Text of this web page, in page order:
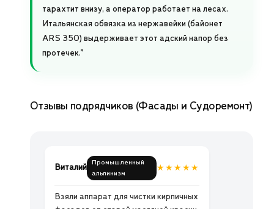
тарахтит внизу, а оператор работает на лесах.
Итальянская обвязка из нержавейки (байонет
ARS 350) выдерживает этот адский напор без
протечек.”
Отзывы подрядчиков (Фасады и Судоремонт)
Виталий
Промышленный
альпинизм
★★★★★
Взяли аппарат для чистки кирпичных